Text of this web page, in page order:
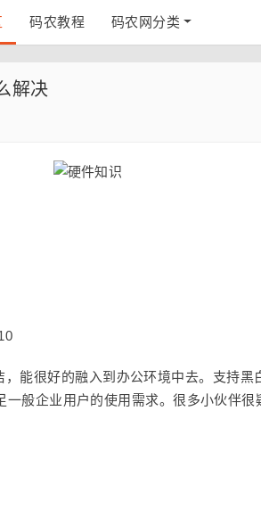
码农教程 码农网分类
解决
能很好的融入到办公环境中去。支持黑
般企业用户的使用需求。很多小伙伴很